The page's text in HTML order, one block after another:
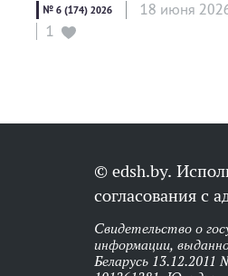
№ 6 (174) 2026 18 июня
1
© edsh.by.
согласования с
Свидетельство о
информации,
Беларусь